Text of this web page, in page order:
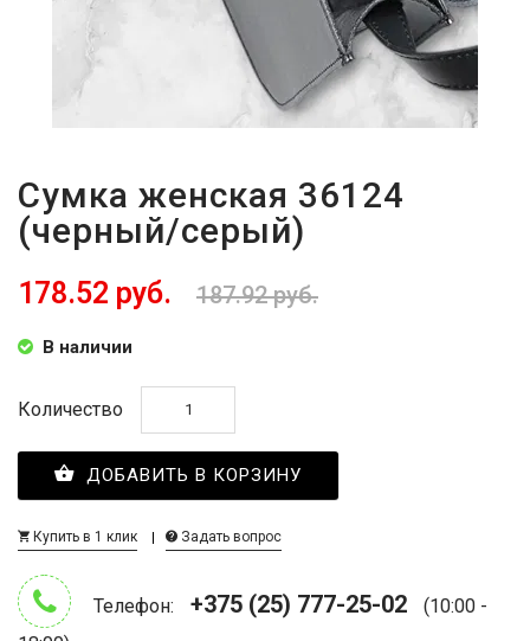
Сумка женская 36124
(черный/серый)
178.52 руб. 187.92 руб.
В наличии
Количество
ДОБАВИТЬ В КОРЗИНУ
Купить в 1 клик Задать вопрос
Телефон: +375 (25) 777-25-02
(10:00 -